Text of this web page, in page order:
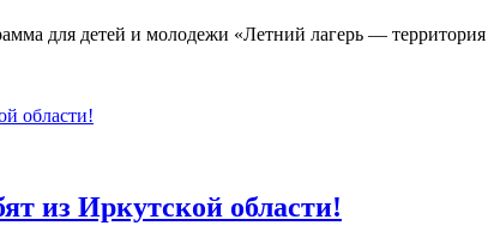
для детей и молодежи «Летний лагерь — территория
из Иркутской области!